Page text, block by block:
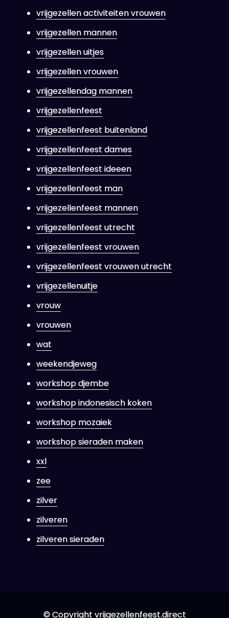
vrijgezellen activiteiten vrouwen
vrijgezellen mannen
vrijgezellen uitjes
vrijgezellen vrouwen
vrijgezellendag mannen
vrijgezellenfeest
vrijgezellenfeest buitenland
vrijgezellenfeest dames
vrijgezellenfeest ideeen
vrijgezellenfeest man
vrijgezellenfeest mannen
vrijgezellenfeest utrecht
vrijgezellenfeest vrouwen
vrijgezellenfeest vrouwen utrecht
vrijgezellenuitje
vrouw
vrouwen
wat
weekendjeweg
workshop djembe
workshop indonesisch koken
workshop mozaiek
workshop sieraden maken
xxl
zee
zilver
zilveren
zilveren sieraden
© Copyright vrijgezellenfeest.direct